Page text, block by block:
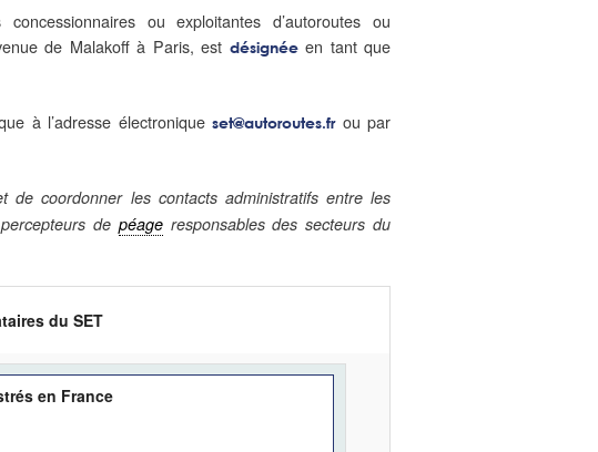
ou exploitantes d’autoroutes ou
de Malakoff à Paris, est désignéeen tant que
à l’adresse électroniqueset@autoroutes.fr ou par
coordonner les contacts administratifs entre les
de péageresponsables des secteurs du
du SET
en France